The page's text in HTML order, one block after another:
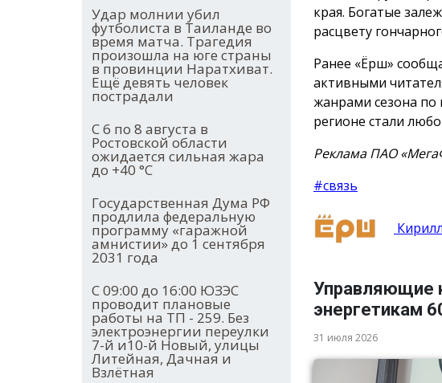
Удар молнии убил
футболиста в Таиланде во
время матча. Трагедия
произошла на юге страны
в провинции Наратхиват.
Ещё девять человек
пострадали
С 6 по 8 августа в
Ростовской области
ожидается сильная жара
до +40 °С
Государственная Дума РФ
продлила федеральную
программу «гаражной
амнистии» до 1 сентября
2031 года
С 09:00 до 16:00 ЮЗЭС
проводит плановые
работы на ТП - 259. Без
электроэнергии переулки
7-й и10-й Новый, улицы
Литейная, Дачная и
Взлётная
края. Богатые
расцвету
Ранее «Ёрш»
активными
жанрами сезона по
регионе стали
Реклама ПАО
#связь
Управляющие
энергетикам
31 июля 2026